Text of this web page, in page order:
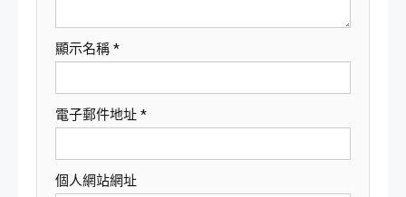
顯示名稱 *
電子郵件地址 *
個人網站網址